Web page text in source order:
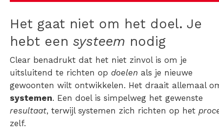
Het gaat niet om het doel. Je
hebt een systeem nodig
Clear benadrukt dat het niet zinvol is om je
uitsluitend te richten op doelen als je nieuwe
gewoonten wilt ontwikkelen. Het draait allemaal
systemen. Een doel is simpelweg het gewenste
resultaat, terwijl systemen zich richten op het
zelf.